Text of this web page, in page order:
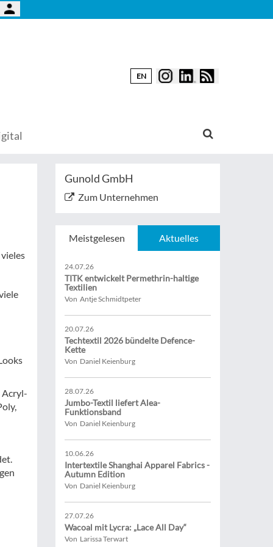
EN
Acryl-
Gunold GmbH
Zum Unternehmen
Meistgelesen Aktuelles
24.07.26
TITK entwickelt Permethrin-haltige
Textilien
Von Antje Schmidtpeter
20.07.26
Techtextil 2026 bündelte Defence-
Kette
Von Daniel Keienburg
28.07.26
Jumbo-Textil liefert Alea-
Funktionsband
Von Daniel Keienburg
10.06.26
Intertextile Shanghai Apparel Fabrics -
Autumn Edition
Von Daniel Keienburg
27.07.26
Wacoal mit Lycra: „Lace All Day“
Von Larissa Terwart